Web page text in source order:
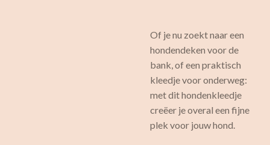
Of je nu zoekt naar een
hondendeken voor de
bank, of een praktisch
kleedje voor onderweg:
met dit hondenkleedje
creëer je overal een fijne
plek voor jouw hond.